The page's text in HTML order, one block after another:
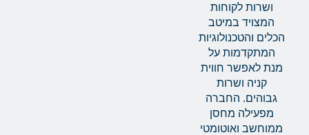
ושרות לקוחות
המצויד במיטב
הכלים והטכנולוגיות
המתקדמות על
מנת לאפשר חווית
קניה ושרות
גבוהים. החברה
מפעילה מחסן
ממוחשב ואוטומטי